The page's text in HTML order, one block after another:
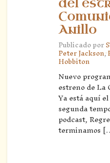
del
Anillo
Publicado por
Peter Jackson,
Hobbiton
Nuevo
estreno de
Ya está aquí
segunda
podcast,
terminamos